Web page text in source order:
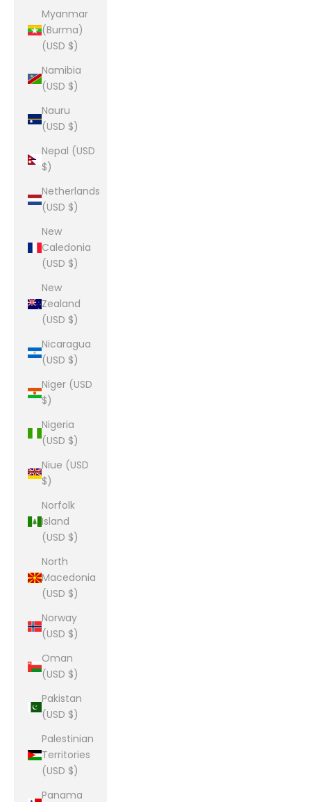
Myanmar
(Burma)
(USD $)
Namibia
(USD $)
Nauru
(USD $)
Nepal (USD
$)
Netherlands
(USD $)
New
Caledonia
(USD $)
New
Zealand
(USD $)
Nicaragua
(USD $)
Niger (USD
$)
Nigeria
(USD $)
Niue (USD
$)
Norfolk
Island
(USD $)
North
Macedonia
(USD $)
Norway
(USD $)
Oman
(USD $)
Pakistan
(USD $)
Palestinian
Territories
(USD $)
Panama